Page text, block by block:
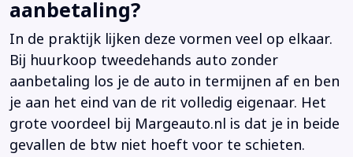
aanbetaling?
In de praktijk lijken deze vormen veel op elkaar.
Bij huurkoop tweedehands auto zonder
aanbetaling los je de auto in termijnen af en ben
je aan het eind van de rit volledig eigenaar. Het
grote voordeel bij Margeauto.nl is dat je in beide
gevallen de btw niet hoeft voor te schieten.